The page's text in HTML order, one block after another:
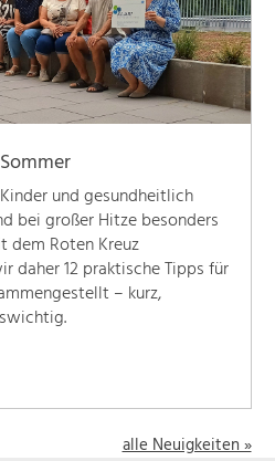
und gesundheitlich
bei großer Hitze besonders
dem Roten Kreuz
daher 12 praktische Tipps für
– kurz,
alle Neuigkeiten »